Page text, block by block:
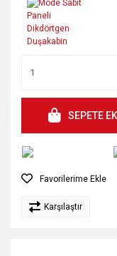
SEPETE
Karşılaştır